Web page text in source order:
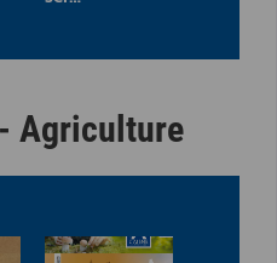
Agriculture